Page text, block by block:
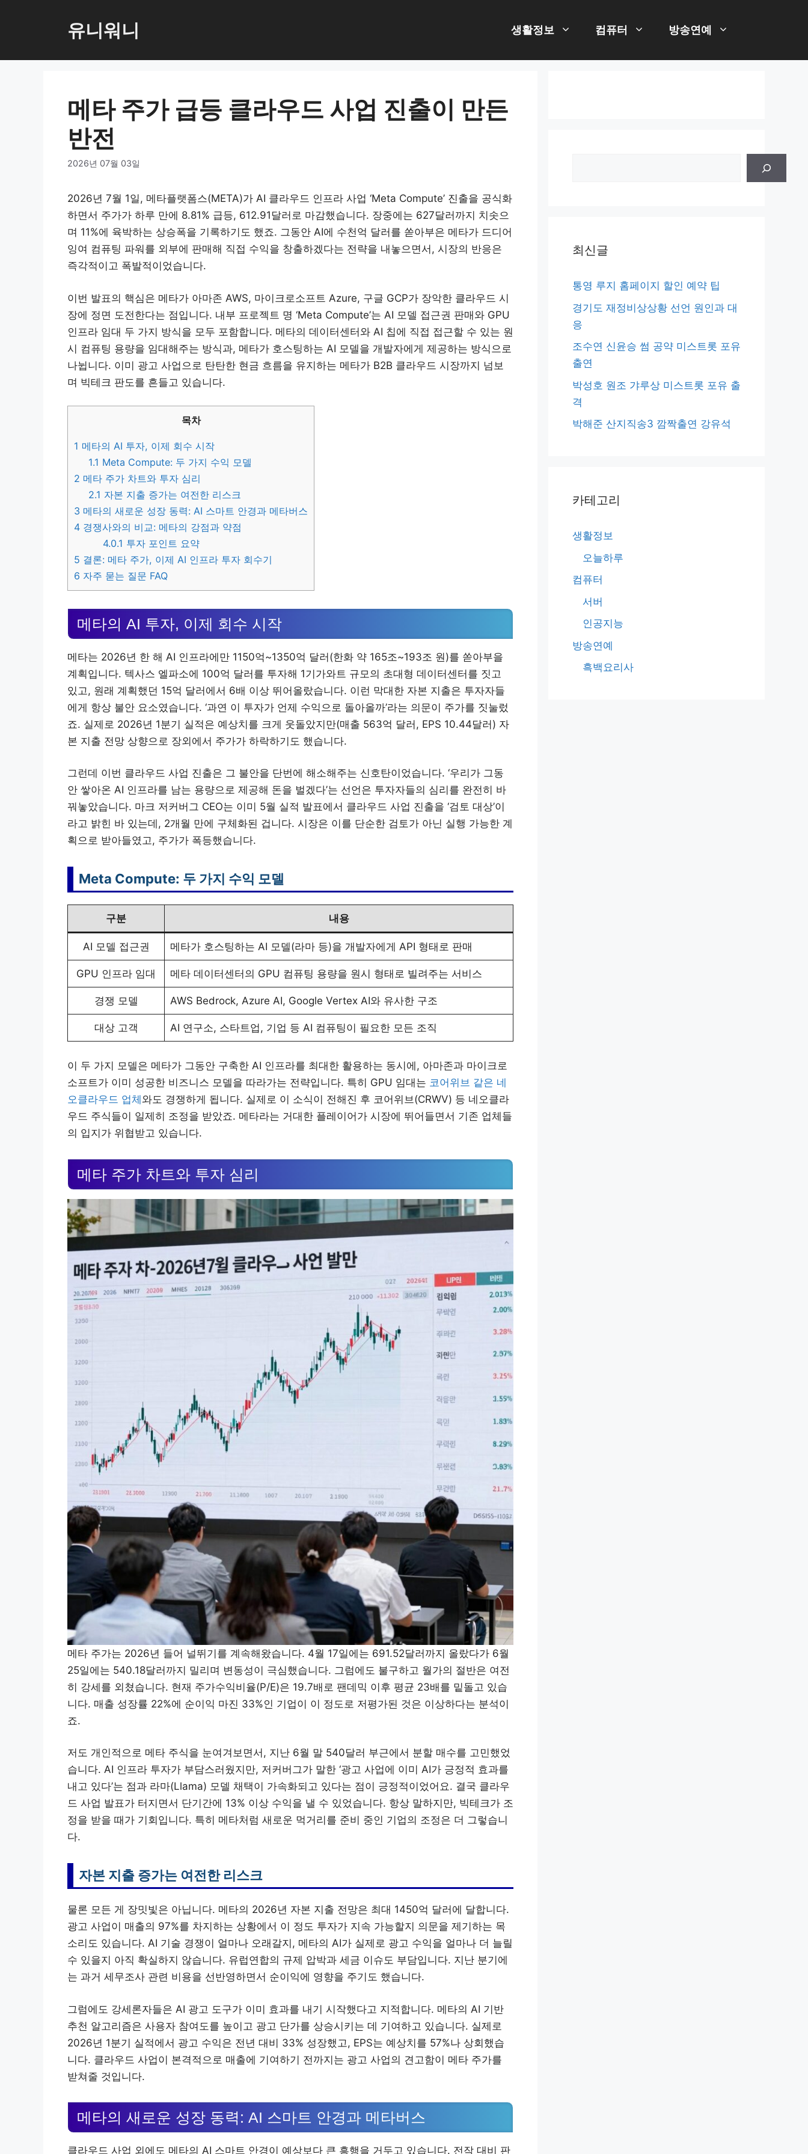
로
유니워니 생활정보 컴퓨터 방송연예
메타 주가 급등 클라우드 사업 진출이 만든
반전
2026년 07월 03일
2026년 7월 1일, 메타플랫폼스(META)가 AI 클라우드 인프라 사업 ‘Meta Compute’ 진출을 공식화
하면서 주가가 하루 만에 8.81% 급등, 612.91달러로 마감했습니다. 장중에는 627달러까지 치솟으
며 11%에 육박하는 상승폭을 기록하기도 했죠. 그동안 AI에 수천억 달러를 쏟아부은 메타가 드디어
잉여 컴퓨팅 파워를 외부에 판매해 직접 수익을 창출하겠다는 전략을 내놓으면서, 시장의 반응은
즉각적이고 폭발적이었습니다.
이번 발표의 핵심은 메타가 아마존 AWS, 마이크로소프트 Azure, 구글 GCP가 장악한 클라우드 시
장에 정면 도전한다는 점입니다. 내부 프로젝트 명 ‘Meta Compute’는 AI 모델 접근권 판매와 GPU
인프라 임대 두 가지 방식을 모두 포함합니다. 메타의 데이터센터와 AI 칩에 직접 접근할 수 있는 원
시 컴퓨팅 용량을 임대해주는 방식과, 메타가 호스팅하는 AI 모델을 개발자에게 제공하는 방식으로
나뉩니다. 이미 광고 사업으로 탄탄한 현금 흐름을 유지하는 메타가 B2B 클라우드 시장까지 넘보
며 빅테크 판도를 흔들고 있습니다.
목차
1 메타의 AI 투자, 이제 회수 시작
1.1 Meta Compute: 두 가지 수익 모델
2 메타 주가 차트와 투자 심리
2.1 자본 지출 증가는 여전한 리스크
3 메타의 새로운 성장 동력: AI 스마트 안경과 메타버스
4 경쟁사와의 비교: 메타의 강점과 약점
4.0.1 투자 포인트 요약
5 결론: 메타 주가, 이제 AI 인프라 투자 회수기
6 자주 묻는 질문 FAQ
메타의 AI 투자, 이제 회수 시작
메타는 2026년 한 해 AI 인프라에만 1150억~1350억 달러(한화 약 165조~193조 원)를 쏟아부을
계획입니다. 텍사스 엘파소에 100억 달러를 투자해 1기가와트 규모의 초대형 데이터센터를 짓고
있고, 원래 계획했던 15억 달러에서 6배 이상 뛰어올랐습니다. 이런 막대한 자본 지출은 투자자들
에게 항상 불안 요소였습니다. ‘과연 이 투자가 언제 수익으로 돌아올까’라는 의문이 주가를 짓눌렀
죠. 실제로 2026년 1분기 실적은 예상치를 크게 웃돌았지만(매출 563억 달러, EPS 10.44달러) 자
본 지출 전망 상향으로 장외에서 주가가 하락하기도 했습니다.
그런데 이번 클라우드 사업 진출은 그 불안을 단번에 해소해주는 신호탄이었습니다. ‘우리가 그동
안 쌓아온 AI 인프라를 남는 용량으로 제공해 돈을 벌겠다’는 선언은 투자자들의 심리를 완전히 바
꿔놓았습니다. 마크 저커버그 CEO는 이미 5월 실적 발표에서 클라우드 사업 진출을 ‘검토 대상’이
라고 밝힌 바 있는데, 2개월 만에 구체화된 겁니다. 시장은 이를 단순한 검토가 아닌 실행 가능한 계
획으로 받아들였고, 주가가 폭등했습니다.
Meta Compute: 두 가지 수익 모델
구분 내용
AI 모델 접근권 메타가 호스팅하는 AI 모델(라마 등)을 개발자에게 API 형태로 판매
GPU 인프라 임대 메타 데이터센터의 GPU 컴퓨팅 용량을 원시 형태로 빌려주는 서비스
경쟁 모델 AWS Bedrock, Azure AI, Google Vertex AI와 유사한 구조
대상 고객 AI 연구소, 스타트업, 기업 등 AI 컴퓨팅이 필요한 모든 조직
이 두 가지 모델은 메타가 그동안 구축한 AI 인프라를 최대한 활용하는 동시에, 아마존과 마이크로
소프트가 이미 성공한 비즈니스 모델을 따라가는 전략입니다. 특히 GPU 임대는 코어위브 같은 네
오클라우드 업체와도 경쟁하게 됩니다. 실제로 이 소식이 전해진 후 코어위브(CRWV) 등 네오클라
우드 주식들이 일제히 조정을 받았죠. 메타라는 거대한 플레이어가 시장에 뛰어들면서 기존 업체들
의 입지가 위협받고 있습니다.
메타 주가 차트와 투자 심리
메타 주가는 2026년 들어 널뛰기를 계속해왔습니다. 4월 17일에는 691.52달러까지 올랐다가 6월
25일에는 540.18달러까지 밀리며 변동성이 극심했습니다. 그럼에도 불구하고 월가의 절반은 여전
히 강세를 외쳤습니다. 현재 주가수익비율(P/E)은 19.7배로 팬데믹 이후 평균 23배를 밑돌고 있습
니다. 매출 성장률 22%에 순이익 마진 33%인 기업이 이 정도로 저평가된 것은 이상하다는 분석이
죠.
저도 개인적으로 메타 주식을 눈여겨보면서, 지난 6월 말 540달러 부근에서 분할 매수를 고민했었
습니다. AI 인프라 투자가 부담스러웠지만, 저커버그가 말한 ‘광고 사업에 이미 AI가 긍정적 효과를
내고 있다’는 점과 라마(Llama) 모델 채택이 가속화되고 있다는 점이 긍정적이었어요. 결국 클라우
드 사업 발표가 터지면서 단기간에 13% 이상 수익을 낼 수 있었습니다. 항상 말하지만, 빅테크가 조
정을 받을 때가 기회입니다. 특히 메타처럼 새로운 먹거리를 준비 중인 기업의 조정은 더 그렇습니
다.
자본 지출 증가는 여전한 리스크
물론 모든 게 장밋빛은 아닙니다. 메타의 2026년 자본 지출 전망은 최대 1450억 달러에 달합니다.
광고 사업이 매출의 97%를 차지하는 상황에서 이 정도 투자가 지속 가능할지 의문을 제기하는 목
소리도 있습니다. AI 기술 경쟁이 얼마나 오래갈지, 메타의 AI가 실제로 광고 수익을 얼마나 더 늘릴
수 있을지 아직 확실하지 않습니다. 유럽연합의 규제 압박과 세금 이슈도 부담입니다. 지난 분기에
는 과거 세무조사 관련 비용을 선반영하면서 순이익에 영향을 주기도 했습니다.
그럼에도 강세론자들은 AI 광고 도구가 이미 효과를 내기 시작했다고 지적합니다. 메타의 AI 기반
추천 알고리즘은 사용자 참여도를 높이고 광고 단가를 상승시키는 데 기여하고 있습니다. 실제로
2026년 1분기 실적에서 광고 수익은 전년 대비 33% 성장했고, EPS는 예상치를 57%나 상회했습
니다. 클라우드 사업이 본격적으로 매출에 기여하기 전까지는 광고 사업의 견고함이 메타 주가를
받쳐줄 것입니다.
메타의 새로운 성장 동력: AI 스마트 안경과 메타버스
클라우드 사업 외에도 메타의 AI 스마트 안경이 예상보다 큰 흥행을 거두고 있습니다. 전작 대비 판
최신글
통영 루지 홈페이지 할인 예약 팁
경기도 재정비상상황 선언 원인과 대
응
조수연 신윤승 썸 공약 미스트롯 포유
출연
박성호 원조 갸루상 미스트롯 포유 출
격
박해준 산지직송3 깜짝출연 강유석
카테고리
생활정보
오늘하루
컴퓨터
서버
인공지능
방송연예
흑백요리사